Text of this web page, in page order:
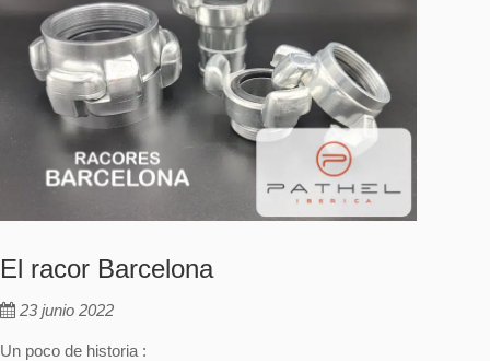
El racor Barcelona
23 junio 2022
Un poco de historia :